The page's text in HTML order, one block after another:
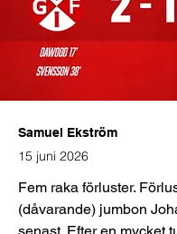
Samuel Ekström
15 juni 2026
Fem raka förluster.
(dåvarande) jumbon